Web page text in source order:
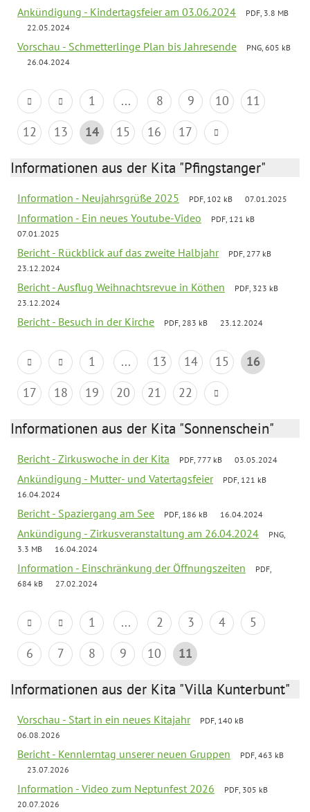
Ankündigung - Kindertagsfeier am 03.06.2024
PDF, 3.8 MB
22.05.2024
Vorschau - Schmetterlinge Plan bis Jahresende
PNG, 605 kB
26.04.2024
1 ... 8 9 10
11
12
13 14 15 16 17
Informationen aus der Kita "Pfingstanger"
Information - Neujahrsgrüße 2025 PDF, 102 kB 07.01.2025
Information - Ein neues Youtube-Video
PDF, 121 kB
07.01.2025
Bericht - Rückblick auf das zweite Halbjahr
PDF, 277 kB
23.12.2024
Bericht - Ausflug Weihnachtsrevue in Köthen
PDF, 323 kB
23.12.2024
Bericht - Besuch in der Kirche PDF, 283 kB 23.12.2024
1 ... 13 14 15
16
17
18 19 20 21 22
Informationen aus der Kita "Sonnenschein"
Bericht - Zirkuswoche in der Kita PDF, 777 kB 03.05.2024
Ankündigung - Mutter- und Vatertagsfeier
PDF, 121 kB
16.04.2024
Bericht - Spaziergang am See PDF, 186 kB 16.04.2024
Ankündigung - Zirkusveranstaltung am 26.04.2024
PNG,
3.3 MB
16.04.2024
Information - Einschränkung der Öffnungszeiten
PDF,
684 kB
27.02.2024
1 ... 2 3 4
5
6
7 8 9 10 11
Informationen aus der Kita "Villa Kunterbunt"
Vorschau - Start in ein neues Kitajahr
PDF, 140 kB
06.08.2026
Bericht - Kennlerntag unserer neuen Gruppen
PDF, 463 kB
23.07.2026
Information - Video zum Neptunfest 2026
PDF, 305 kB
20.07.2026